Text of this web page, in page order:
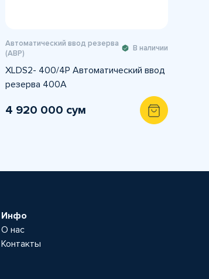
Автоматический ввод резерва
(АВР)
В наличии
XLDS2- 400/4P Автоматический ввод
резерва 400A
4 920 000 сум
Инфо
О нас
Контакты